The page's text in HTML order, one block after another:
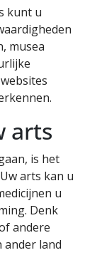
kunt u
musea
arts
is het
arts kan u
u
Denk
andere
ander land